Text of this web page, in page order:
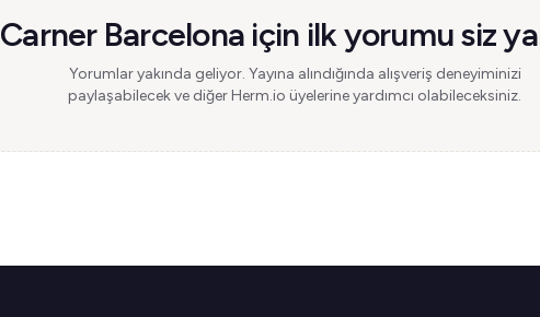
Carner Barcelona için ilk yorumu siz
Yorumlar yakında geliyor. Yayına alındığında alışveriş deneyiminizi
paylaşabilecek ve diğer Herm.io üyelerine yardımcı olabileceksiniz.